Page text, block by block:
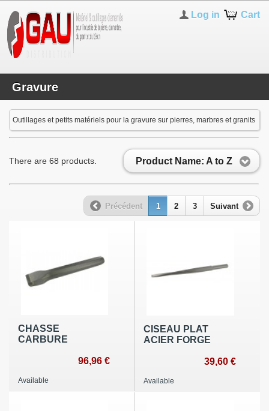
Cart
Log in
Gravure
Outillages et petits matériels pour la gravure sur pierres, marbres et granits
Product Name: A to Z
There are 68 products.
Précédent 1 2 3 Suivant
CHASSE
CARBURE
96,96 €
Available
CISEAU PLAT
ACIER FORGE
39,60 €
Available